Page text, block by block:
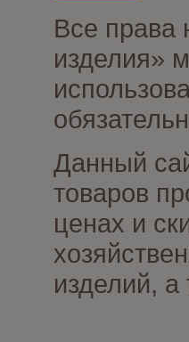
Все права
изделия»
Данный
товаров
ценах и
изделий,